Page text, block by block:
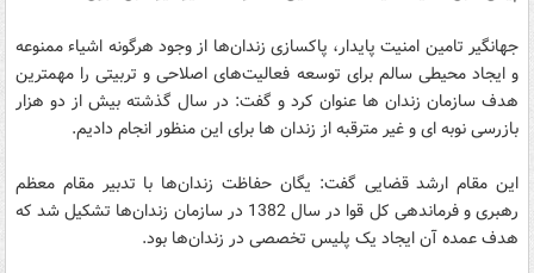
جهانگیر تامین امنیت پایدار، پاکسازی زندان‌ها از وجود هرگونه اشیاء ممنوعه
و ایجاد محیطی سالم برای توسعه فعالیت‌های اصلاحی و تربیتی را مهمترین
هدف سازمان زندان ها عنوان کرد و گفت: در سال گذشته بیش از دو هزار
بازرسی نوبه ای و غیر مترقبه از زندان ها برای این منظور انجام دادیم.
این مقام ارشد قضایی گفت: یگان حفاظت زندان‌ها با تدبیر مقام معظم
رهبری و فرماندهی کل قوا در سال 1382 در سازمان زندان‌ها تشکیل شد که
هدف عمده آن ایجاد یک پلیس تخصصی در زندان‌ها بود.